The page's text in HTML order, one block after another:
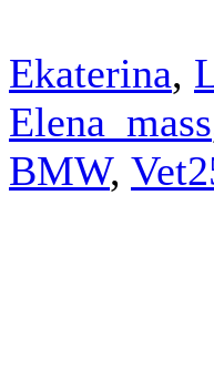
Ekaterina,
Elena_mass
BMW,